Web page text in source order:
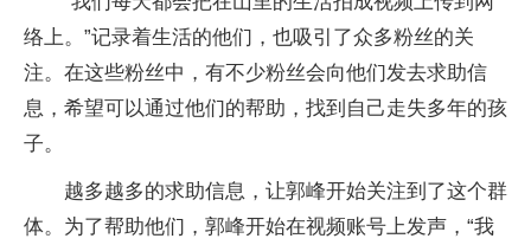
络上。”记录着生活的他们，也吸引了众多粉丝的关
注。在这些粉丝中，有不少粉丝会向他们发去求助信
息，希望可以通过他们的帮助，找到自己走失多年的孩
子。
越多越多的求助信息，让郭峰开始关注到了这个群
体。为了帮助他们，郭峰开始在视频账号上发声，“我